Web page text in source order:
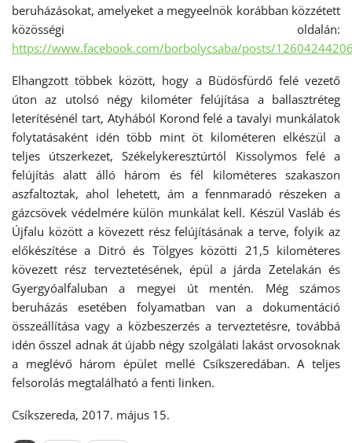
beruházásokat, amelyeket a megyeelnök korábban közzétett
közösségi oldalán:
https://www.facebook.com/borbolycsaba/posts/
Elhangzott többek között, hogy a Büdösfürdő felé vezető
úton az utolsó négy kilométer felújítása a ballasztréteg
leterítésénél tart, Atyhából Korond felé a tavalyi munkálatok
folytatásaként idén több mint öt kilométeren elkészül a
teljes útszerkezet, Székelykeresztúrtól Kissolymos felé a
felújítás alatt álló három és fél kilométeres szakaszon
aszfaltoztak, ahol lehetett, ám a fennmaradó részeken a
gázcsövek védelmére külön munkálat kell. Készül Vasláb és
Újfalu között a kövezett rész felújításának a terve, folyik az
előkészítése a Ditró és Tölgyes közötti 21,5 kilométeres
kövezett rész terveztetésének, épül a járda Zetelakán és
Gyergyóalfaluban a megyei út mentén. Még számos
beruházás esetében folyamatban van a dokumentáció
összeállítása vagy a közbeszerzés a terveztetésre, továbbá
idén ősszel adnak át újabb négy szolgálati lakást orvosoknak
a meglévő három épület mellé Csíkszeredában. A teljes
felsorolás megtalálható a fenti linken.
Csíkszereda, 2017. május 15.